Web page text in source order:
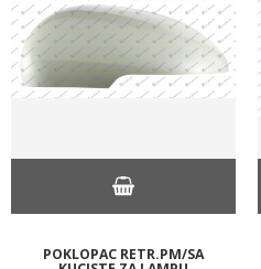
POKLOPAC RETR.PM/SA